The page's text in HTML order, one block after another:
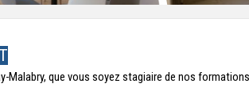
Malabry, que vous soyez stagiaire de nos